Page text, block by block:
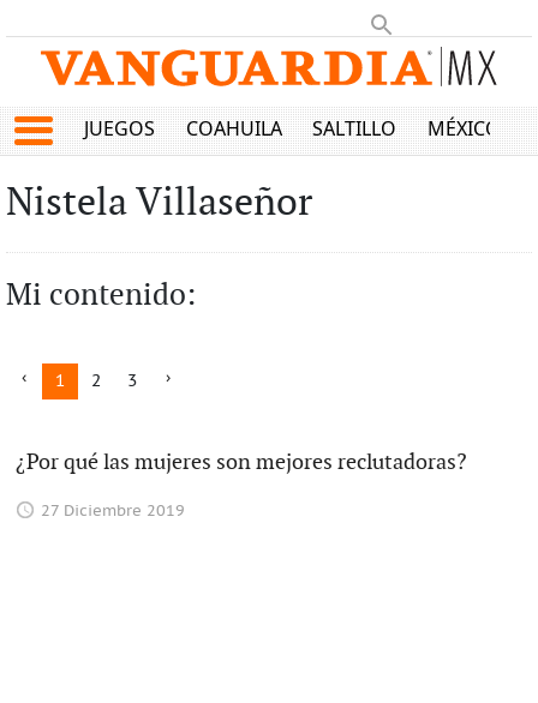
JUEGOS COAHUILA SALTILLO MÉXICO
Nistela Villaseñor
Mi contenido:
1 2 3
¿Por qué las mujeres son mejores reclutadoras?
27 Diciembre 2019